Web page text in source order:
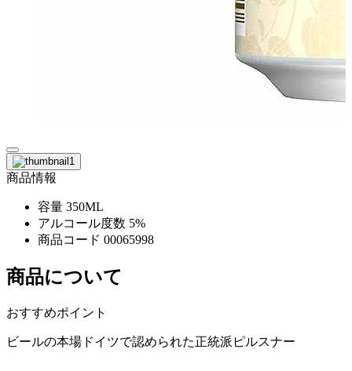
商品情報
容量 350ML
アルコール度数 5%
商品コード 00065998
商品について
おすすめポイント
ビールの本場ドイツで認められた正統派ピルスナー